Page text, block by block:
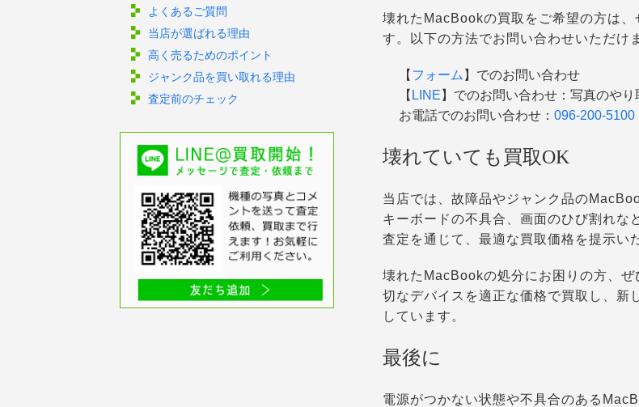
壊れたMacBookの買取をご希望の方は
す。以下の方法でお問い合わせいただけ
【 フォーム 】でのお問い合わせ
【 LINE 】でのお問い合わせ：写真のや
お電話でのお問い合わせ： 096-200-5100
壊れていても買取OK
当店では、故障品やジャンク品の
キーボードの不具合、画面のひび割れな
査定を通じて、最適な買取価格を提示い
壊れたMacBookの処分にお困りの方、
切なデバイスを適正な価格で買取し、新
しています。
最後に
電源がつかない状態や不具合のある
よくあるご質問
当店が選ばれる理由
高く売るためのポイント
ジャンク品を買い取れる理由
査定前のチェック